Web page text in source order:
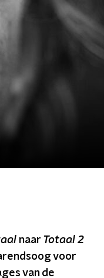
naar Totaal 2
voor
van de